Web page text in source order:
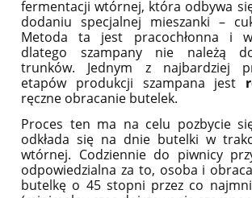
fermentacji wtórnej, która odbywa
dodaniu specjalnej mieszanki –
Metoda ta jest pracochłonna i
dlatego szampany nie należą
trunków. Jednym z najbardziej
etapów produkcji szampana jest
ręczne obracanie butelek.
Proces ten ma na celu pozbycie
odkłada się na dnie butelki w
wtórnej. Codziennie do piwnicy
odpowiedzialna za to, osoba i
butelkę o 45 stopni przez co